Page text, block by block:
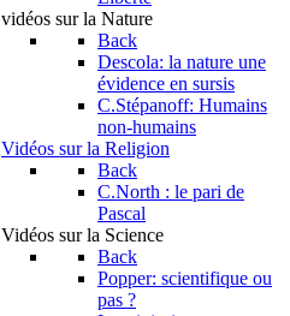
vidéos sur la Nature
Back
Descola: la nature une
évidence en sursis
C.Stépanoff: Humains
non-humains
Vidéos sur la Religion
Back
C.North : le pari de
Pascal
Vidéos sur la Science
Back
Popper: scientifique ou
pas ?